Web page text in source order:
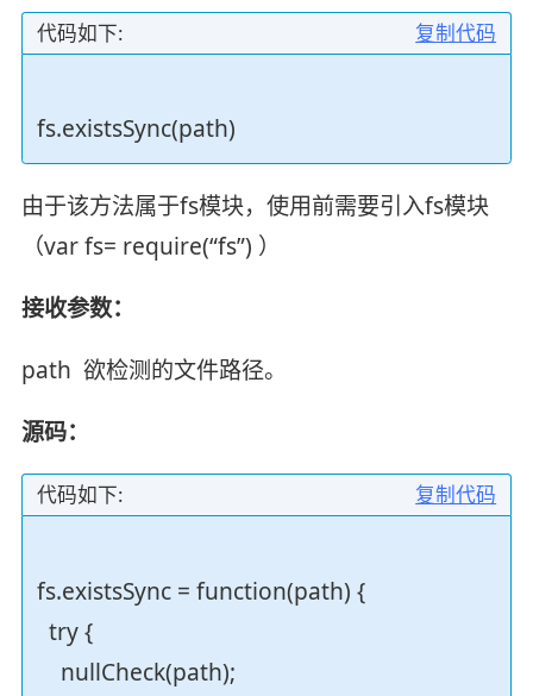
复制代码
代码如下:
fs.existsSync(path)
由于该方法属于fs模块，使用前需要引入fs模块
（var fs= require(“fs”) ）
接收参数：
path 欲检测的文件路径。
源码：
复制代码
代码如下:
fs.existsSync = function(path) {
try {
nullCheck(path);